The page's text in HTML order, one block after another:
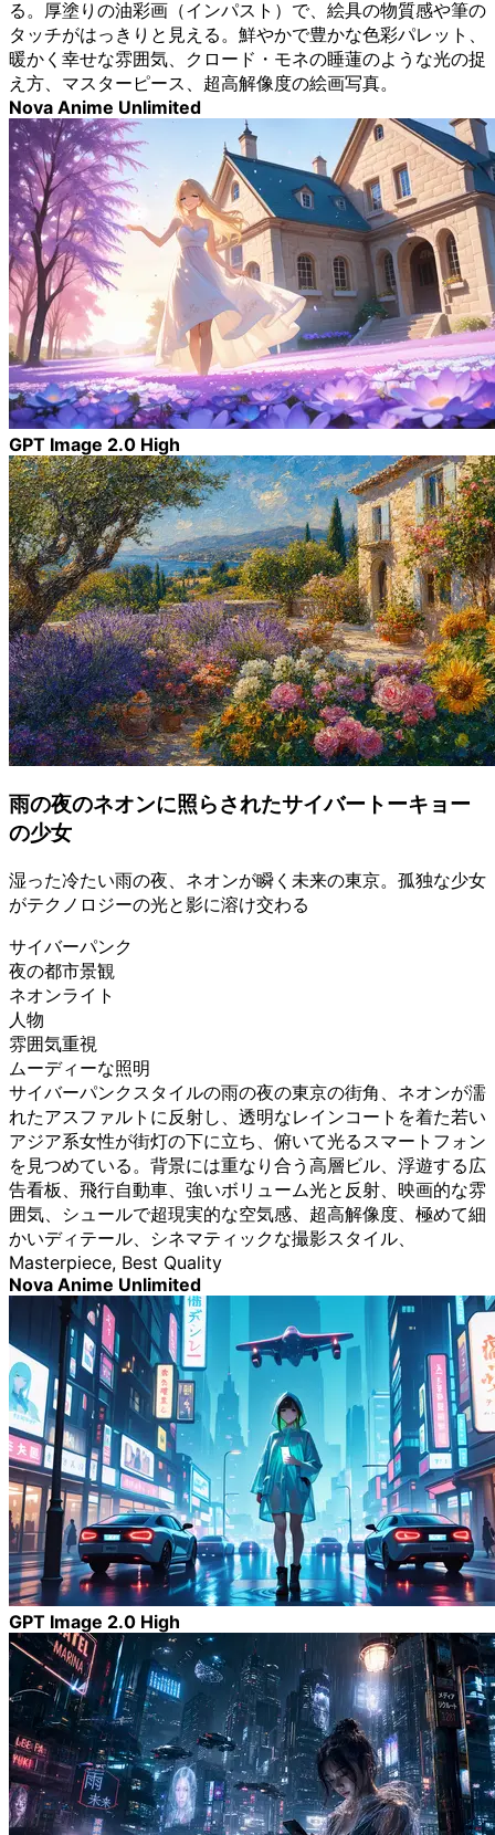
る。厚塗りの油彩画（インパスト）で、絵具の物質感や筆の
タッチがはっきりと見える。鮮やかで豊かな色彩パレット、
暖かく幸せな雰囲気、クロード・モネの睡蓮のような光の捉
え方、マスターピース、超高解像度の絵画写真。
Nova Anime Unlimited
GPT Image 2.0 High
雨の夜のネオンに照らされたサイバートーキョー
の少女
湿った冷たい雨の夜、ネオンが瞬く未来の東京。孤独な少女
がテクノロジーの光と影に溶け交わる
サイバーパンク
夜の都市景観
ネオンライト
人物
雰囲気重視
ムーディーな照明
サイバーパンクスタイルの雨の夜の東京の街角、ネオンが濡
れたアスファルトに反射し、透明なレインコートを着た若い
アジア系女性が街灯の下に立ち、俯いて光るスマートフォン
を見つめている。背景には重なり合う高層ビル、浮遊する広
告看板、飛行自動車、強いボリューム光と反射、映画的な雰
囲気、シュールで超現実的な空気感、超高解像度、極めて細
かいディテール、シネマティックな撮影スタイル、
Masterpiece, Best Quality
Nova Anime Unlimited
GPT Image 2.0 High